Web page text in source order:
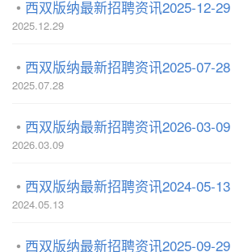
西双版纳最新招聘资讯2025-12-29
2025.12.29
西双版纳最新招聘资讯2025-07-28
2025.07.28
西双版纳最新招聘资讯2026-03-09
2026.03.09
西双版纳最新招聘资讯2024-05-13
2024.05.13
西双版纳最新招聘资讯2025-09-29